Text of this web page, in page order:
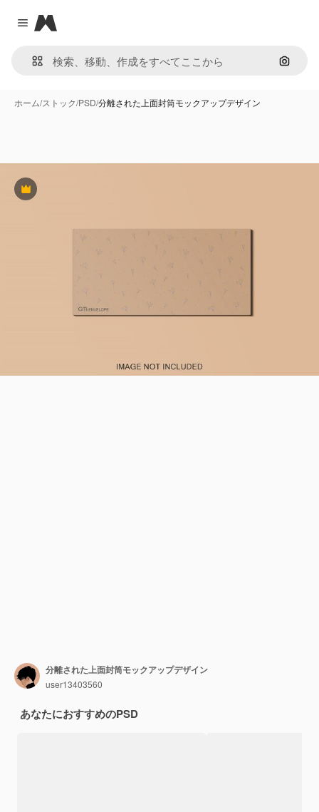
Close menu
Magnific
画像で
ホーム/ストック/PSD/分離された上面封筒モックアップデザイン
Premium
分離された上面封筒モックアップデザイン
user13403560
あなたにおすすめのPSD